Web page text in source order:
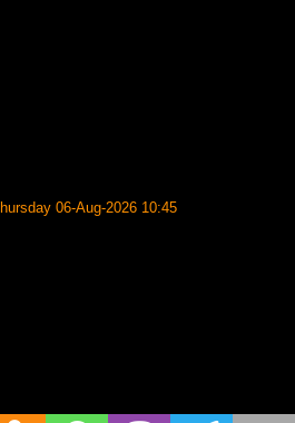
06-Aug-2026 10:45